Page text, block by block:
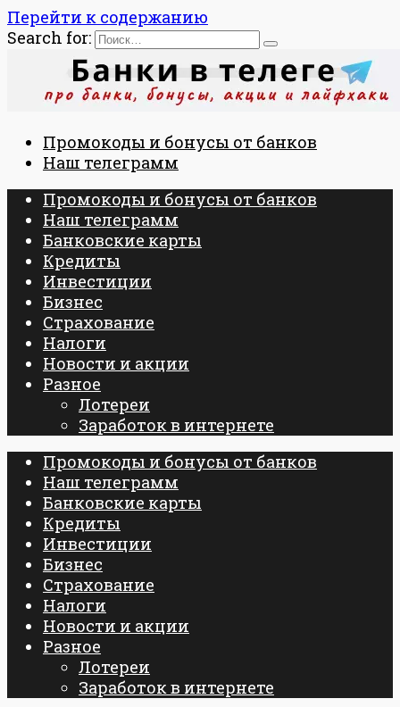
Перейти к содержанию
Search for:
Промокоды и бонусы от банков
Наш телеграмм
Промокоды и бонусы от банков
Наш телеграмм
Банковские карты
Кредиты
Инвестиции
Бизнес
Страхование
Налоги
Новости и акции
Разное
Лотереи
Заработок в интернете
Промокоды и бонусы от банков
Наш телеграмм
Банковские карты
Кредиты
Инвестиции
Бизнес
Страхование
Налоги
Новости и акции
Разное
Лотереи
Заработок в интернете